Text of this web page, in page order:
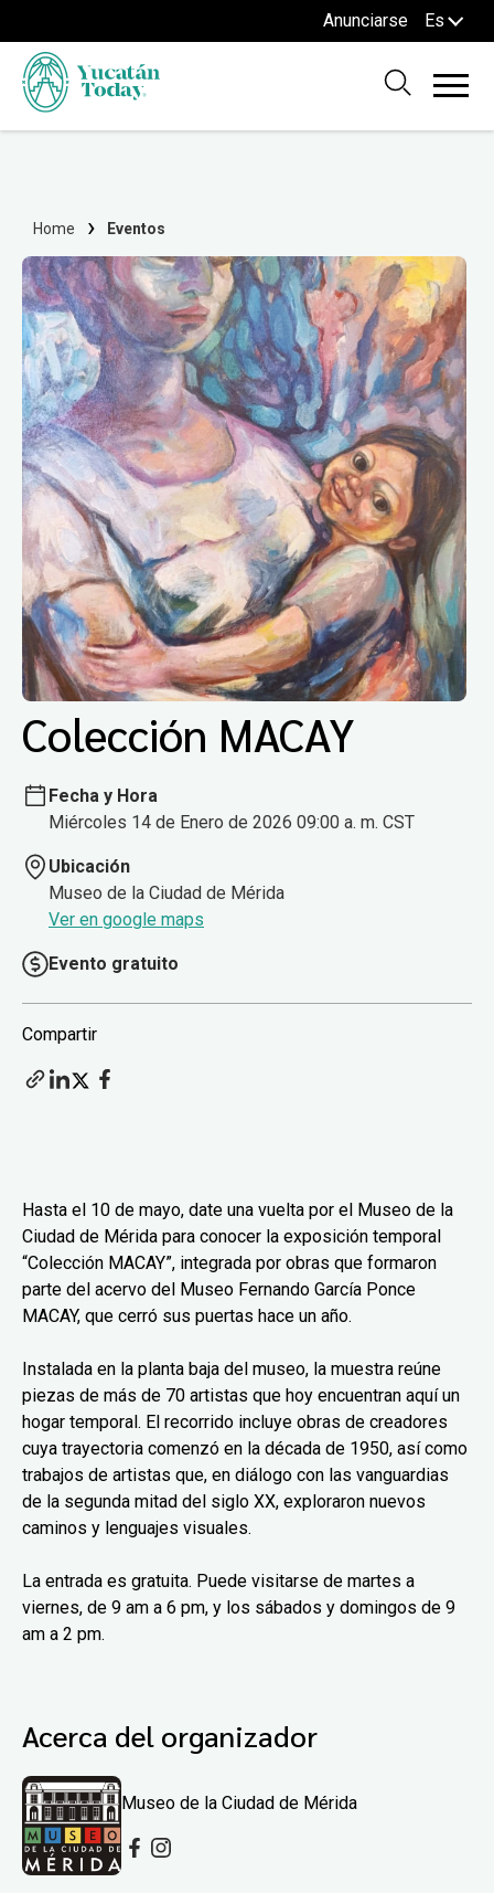
Anunciarse Es
Home Eventos
Colección MACAY
Fecha y Hora
Miércoles 14 de Enero de 2026 09:00 a. m. CST
Ubicación
Museo de la Ciudad de Mérida
Ver en google maps
Evento gratuito
Compartir
Hasta el 10 de mayo, date una vuelta por el Museo de la
Ciudad de Mérida para conocer la exposición temporal
“Colección MACAY”, integrada por obras que formaron
parte del acervo del Museo Fernando García Ponce
MACAY, que cerró sus puertas hace un año.
Instalada en la planta baja del museo, la muestra reúne
piezas de más de 70 artistas que hoy encuentran aquí un
hogar temporal. El recorrido incluye obras de creadores
cuya trayectoria comenzó en la década de 1950, así como
trabajos de artistas que, en diálogo con las vanguardias
de la segunda mitad del siglo XX, exploraron nuevos
caminos y lenguajes visuales.
La entrada es gratuita. Puede visitarse de martes a
viernes, de 9 am a 6 pm, y los sábados y domingos de 9
am a 2 pm.
Acerca del organizador
Museo de la Ciudad de Mérida